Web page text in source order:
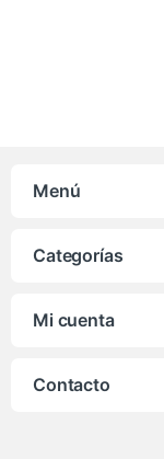
Menú
Categorías
Mi cuenta
Contacto